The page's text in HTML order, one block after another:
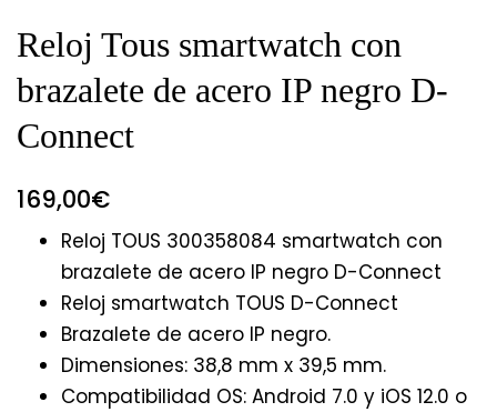
Reloj Tous smartwatch con
brazalete de acero IP negro D-
Connect
169,00€
Reloj TOUS 300358084 smartwatch con
brazalete de acero IP negro D-Connect
Reloj smartwatch TOUS D-Connect
Brazalete de acero IP negro.
Dimensiones: 38,8 mm x 39,5 mm.
Compatibilidad OS: Android 7.0 y iOS 12.0 o